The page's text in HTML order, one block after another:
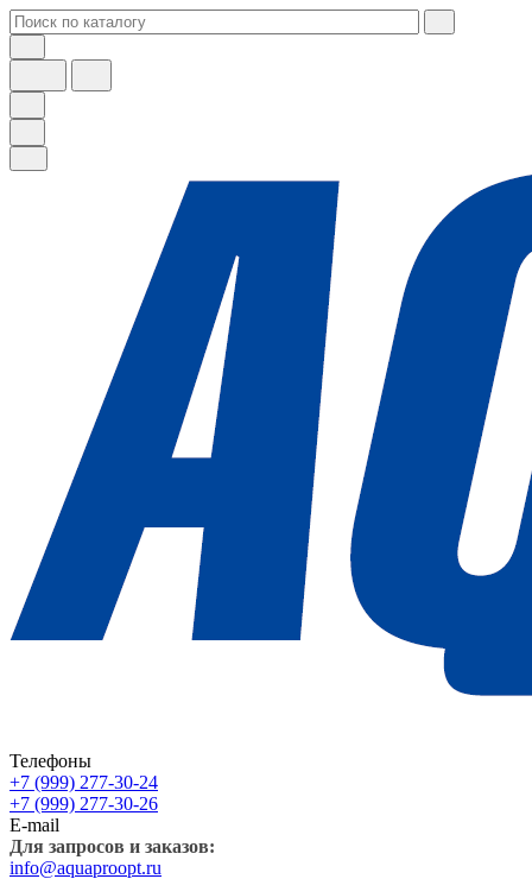
Телефоны
+7 (999) 277-30-24
+7 (999) 277-30-26
E-mail
Для запросов и заказов:
info@aquaproopt.ru